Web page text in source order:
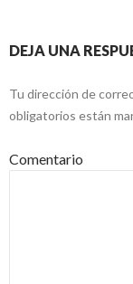
DEJA UNA
Tu dirección de
obligatorios están
Comentario